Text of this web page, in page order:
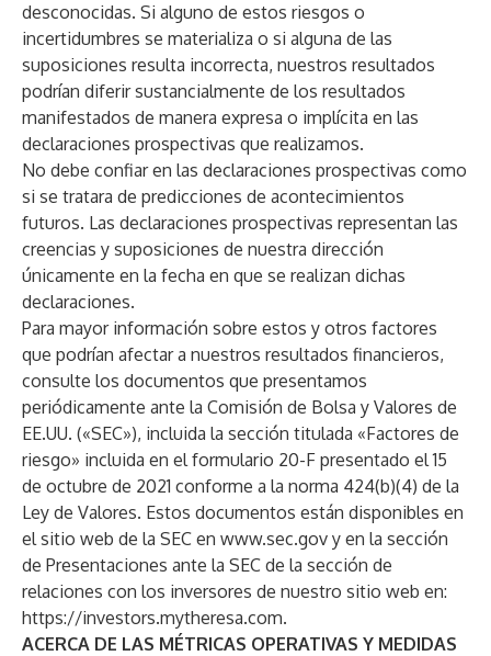
desconocidas. Si alguno de estos riesgos o
incertidumbres se materializa o si alguna de las
suposiciones resulta incorrecta, nuestros resultados
podrían diferir sustancialmente de los resultados
manifestados de manera expresa o implícita en las
declaraciones prospectivas que realizamos.
No debe confiar en las declaraciones prospectivas como
si se tratara de predicciones de acontecimientos
futuros. Las declaraciones prospectivas representan las
creencias y suposiciones de nuestra dirección
únicamente en la fecha en que se realizan dichas
declaraciones.
Para mayor información sobre estos y otros factores
que podrían afectar a nuestros resultados financieros,
consulte los documentos que presentamos
periódicamente ante la Comisión de Bolsa y Valores de
EE.UU. («SEC»), incluida la sección titulada «Factores de
riesgo» incluida en el formulario 20-F presentado el 15
de octubre de 2021 conforme a la norma 424(b)(4) de la
Ley de Valores. Estos documentos están disponibles en
el sitio web de la SEC en www.sec.gov y en la sección
de Presentaciones ante la SEC de la sección de
relaciones con los inversores de nuestro sitio web en:
https://investors.mytheresa.com.
ACERCA DE LAS MÉTRICAS OPERATIVAS Y MEDIDAS